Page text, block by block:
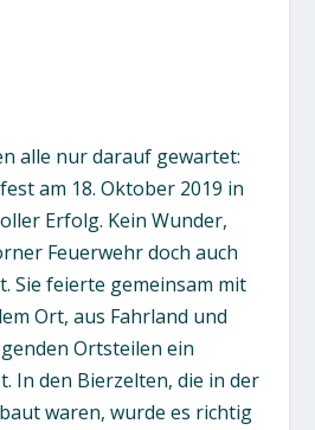
alle nur darauf gewartet:
am 18. Oktober 2019 in
Erfolg. Kein Wunder,
Feuerwehr doch auch
Sie feierte gemeinsam mit
Ort, aus Fahrland und
Ortsteilen ein
In den Bierzelten, die in der
waren, wurde es richtig